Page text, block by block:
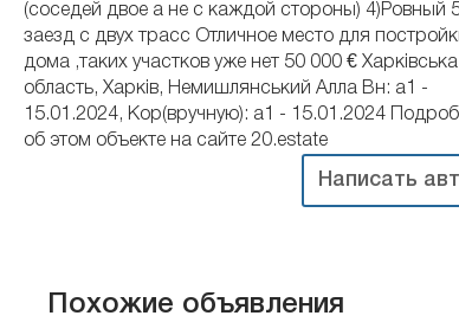
(соседей двое а не с каждой стороны) 4)Ровный
заезд с двух трасс Отличное место для
дома ,таких участков уже нет 50 000 € Харківська
область, Харків, Немишлянський Алла Вн: a1 -
15.01.2024, Кор(вручную): a1 - 15.01.2024
об этом объекте на сайте 20.estate
Написать
Похожие объявления